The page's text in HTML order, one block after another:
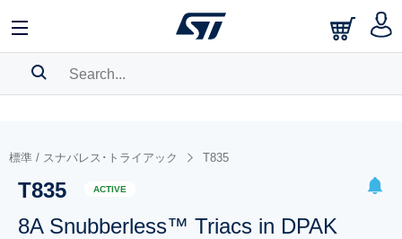
BOOKMARK
Please log into show your saved searches.
標準 / スナバレス･トライアック T835
T835 ACTIVE
8A Snubberless™ Triacs in DPAK